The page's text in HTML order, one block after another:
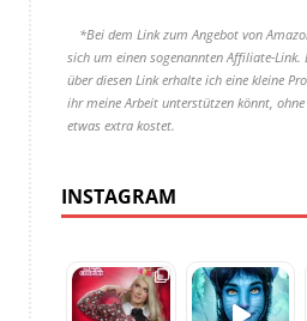
*Bei dem Link zum Angebot von
sich um einen sogenannten Affiliate-Link.
über diesen Link erhalte ich eine kleine
ihr meine Arbeit unterstützen könnt, ohne
etwas extra kostet.
INSTAGRAM